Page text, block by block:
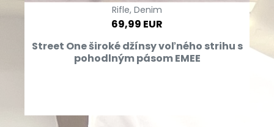
Rifle, Denim
69,99 EUR
Street One široké džínsy voľného strihu s
pohodlným pásom EMEE